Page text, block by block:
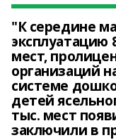
"К середине
эксплуатацию
мест,
организаций
системе
детей
тыс. мест
заключили в